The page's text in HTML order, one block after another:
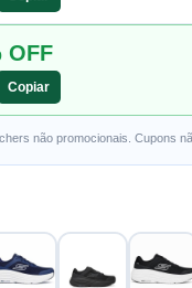
OFF
Copiar
não promocionais. Cupons